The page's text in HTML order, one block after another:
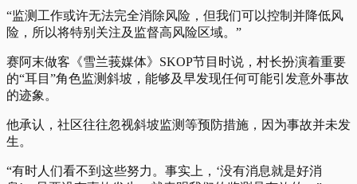
“监测工作或许无法完全消除风险，但我们可以控制并降低风
险，所以将特别关注及监督高风险区域。”
赛阿末做客《雪兰莪媒体》SKOP节目时说，村长扮演着重要
的“耳目”角色监测斜坡，能够及早发现任何可能引发意外事故
的迹象。
他承认，社区往往忽视斜坡监测等预防措施，因为事故并未发
生。
“有时人们看不到这些努力。事实上，‘没有消息就是好消